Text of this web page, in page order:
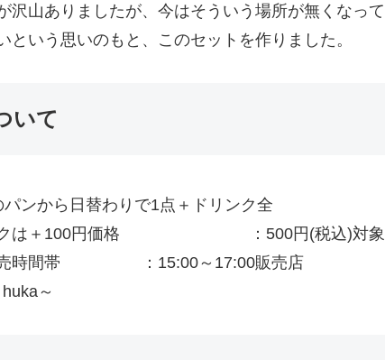
山ありましたが、今はそういう場所が無くなって
いう思いのもと、このセットを作りました。
いて
ンから日替わりで1点＋ドリンク全
100円価格 ：500円(税込)対象
間帯 ：15:00～17:00販売店
～